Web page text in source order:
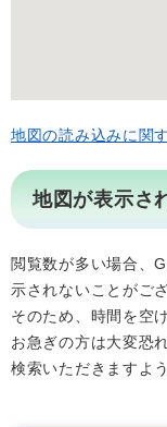
地図の読み込みに関
地図が表示さ
閲覧数が多い場合、
示されないことがご
そのため、時間を空
お急ぎの方は大変恐
検索いただきますよ